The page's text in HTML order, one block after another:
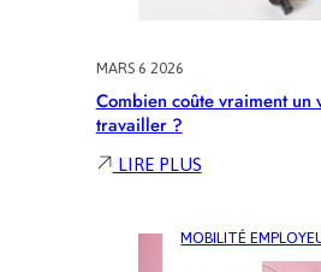
MARS 6 2026
Combien coûte vraiment
travailler ?
LIRE PLUS:
VRAIMENT
MOBILITÉ